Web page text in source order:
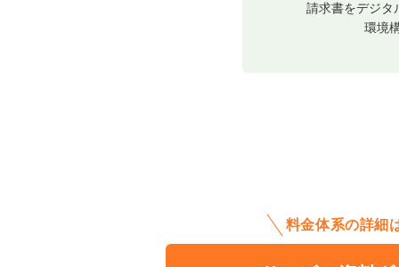
請求書をデジタ
環境
料金体系の詳細